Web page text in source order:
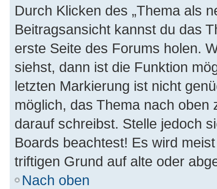
Durch Klicken des „Thema als
Beitragsansicht kannst du das
erste Seite des Forums holen.
siehst, dann ist die Funktion
letzten Markierung ist nicht
möglich, das Thema nach oben
darauf schreibst. Stelle jedoch
Boards beachtest! Es wird
triftigen Grund auf alte oder
Nach oben